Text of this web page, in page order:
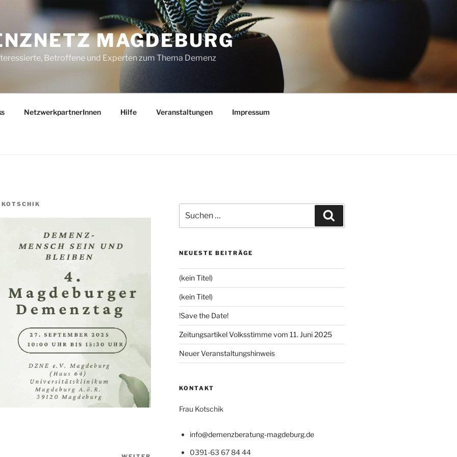
MAGDEBURG
Betroffene und Experten zum Thema Demenz
NetzwerkpartnerInnen Hilfe Veranstaltungen Impressum
KOTSCHIK
nach:
NEUESTE BEITRÄGE
(kein Titel)
(kein Titel)
!Save the Date!
Zeitungsartikel Volksstimme vom 11. Juni 2025
Neuer Veranstaltungshinweis
KONTAKT
Frau Kotschik
info@demenzberatung-magdeburg.de
0391-63 67 84 44